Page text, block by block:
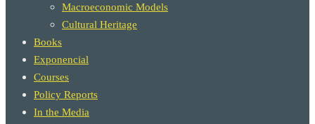
Macroeconomic Models
Cultural Heritage
Books
Exponencial
Courses
Policy Reports
In the Media